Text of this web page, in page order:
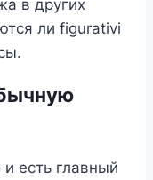
в других
ли figurativi
есть главный